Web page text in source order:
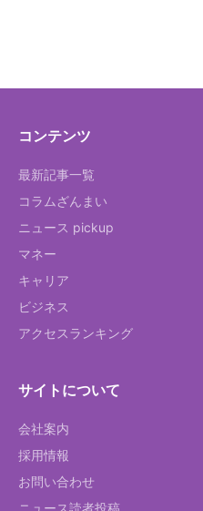
コンテンツ
最新記事一覧
コラムざんまい
ニュース pickup
マネー
キャリア
ビジネス
アクセスランキング
サイトについて
会社案内
採用情報
お問い合わせ
ニュース読者投稿